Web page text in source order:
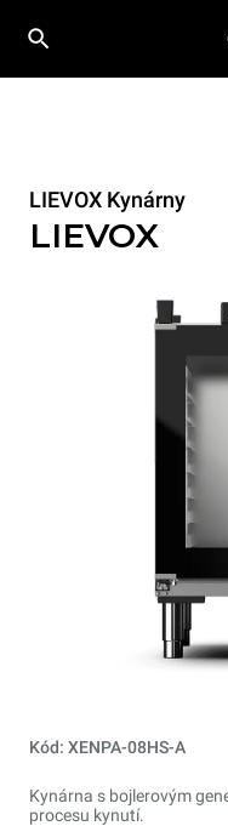
LIEVOX Kynárny
LIEVOX
Kód: XENPA-08HS-A
Kynárna s bojlerovým
procesu kynutí.